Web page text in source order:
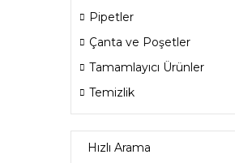
Pipetler
Çanta ve Poşetler
Tamamlayıcı Ürünler
Temizlik
Hızlı Arama